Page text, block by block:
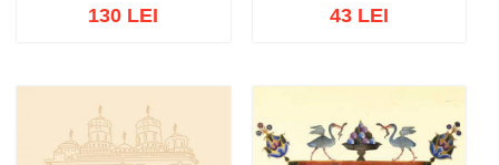
Adaugă în coș Wishlist
130 LEI 43 LEI